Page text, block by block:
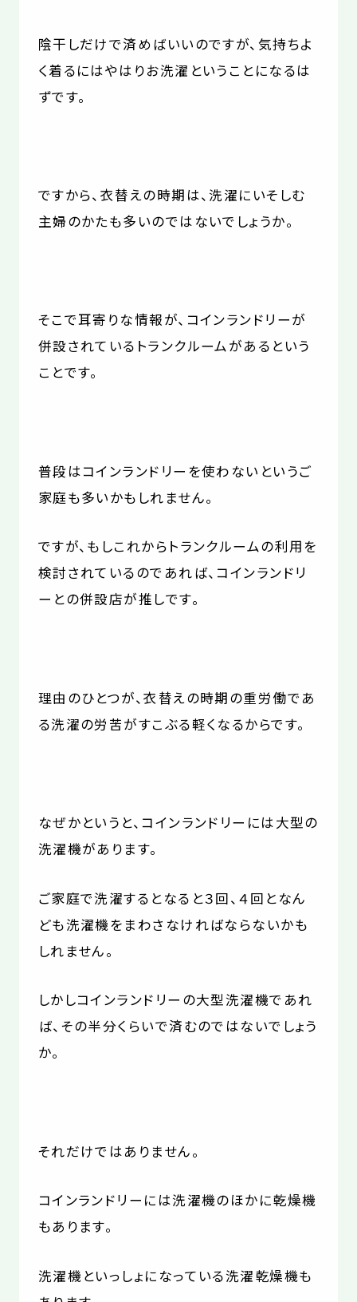
陰干しだけで済めばいいのですが、気持ちよ
く着るにはやはりお洗濯ということになるは
ずです。
ですから、衣替えの時期は、洗濯にいそしむ
主婦のかたも多いのではないでしょうか。
そこで耳寄りな情報が、コインランドリーが
併設されているトランクルームがあるという
ことです。
普段はコインランドリーを使わないというご
家庭も多いかもしれません。
ですが、もしこれからトランクルームの利用を
検討されているのであれば、コインランドリ
ーとの併設店が推しです。
理由のひとつが、衣替えの時期の重労働であ
る洗濯の労苦がすこぶる軽くなるからです。
なぜかというと、コインランドリーには大型の
洗濯機があります。
ご家庭で洗濯するとなると３回、４回となん
ども洗濯機をまわさなければならないかも
しれません。
しかしコインランドリーの大型洗濯機であれ
ば、その半分くらいで済むのではないでしょう
か。
それだけではありません。
コインランドリーには洗濯機のほかに乾燥機
もあります。
洗濯機といっしょになっている洗濯乾燥機も